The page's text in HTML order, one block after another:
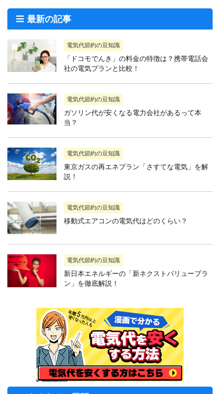
最新の記事
電気代節約の豆知識
「ドコモでんき」の料金の特徴は？携帯電話会
社の電気プランと比較！
電気代節約の豆知識
ガソリン代が安くなる電力会社があるって本
当？
電気代節約の豆知識
東京ガスの再エネプラン「さすてな電気」を解
説！
電気代節約の豆知識
移動式エアコンの電気代はどのくらい？
電気代節約の豆知識
新日本エネルギーの「新ネクストバリュープラ
ン」を徹底解説！